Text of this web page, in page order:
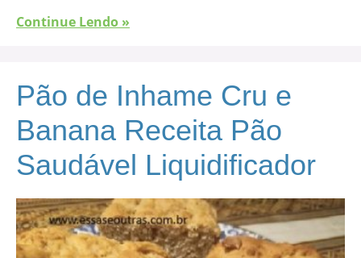
Continue Lendo »
Pão de Inhame Cru e
Banana Receita Pão
Saudável Liquidificador